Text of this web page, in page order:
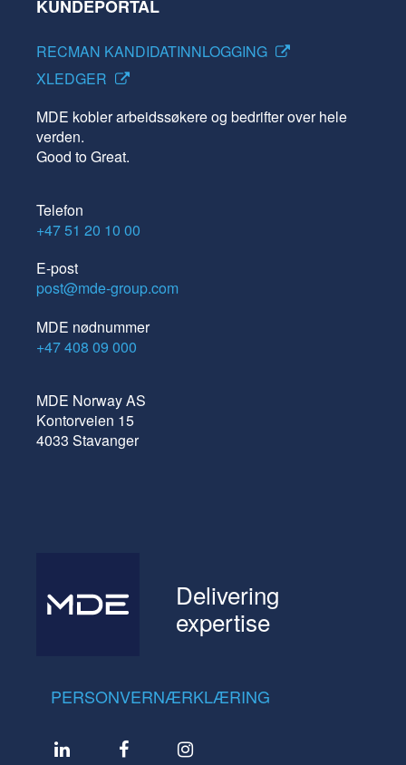
KUNDEPORTAL
RECMAN KANDIDATINNLOGGING
XLEDGER
MDE kobler arbeidssøkere og bedrifter over hele
verden.
Good to Great.
Telefon
+47 51 20 10 00
E-post
post@mde-group.com
MDE nødnummer
+47 408 09 000
MDE Norway AS
Kontorveien 15
4033 Stavanger
Delivering
expertise
PERSONVERNÆRKLÆRING